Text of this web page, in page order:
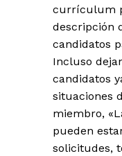
currículum
descripción
candidatos
Incluso
candidatos
situaciones
miembro,
pueden
solicitudes,